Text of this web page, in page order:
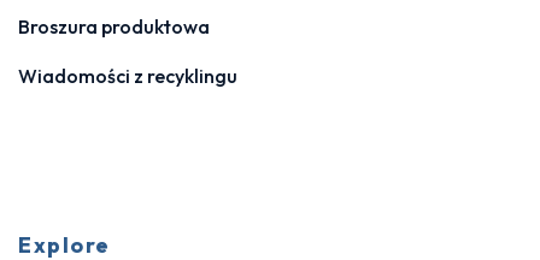
Broszura produktowa
Wiadomości z recyklingu
Explore